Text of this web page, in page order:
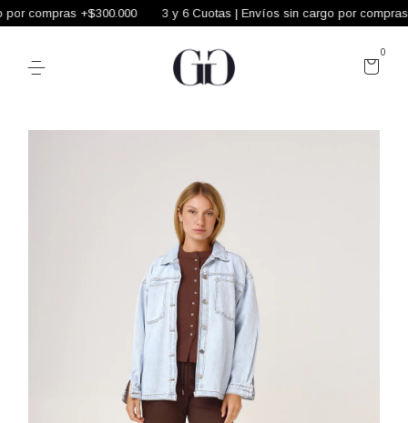
compras +$300.000 3 y 6 Cuotas | Envíos sin cargo por compras
0